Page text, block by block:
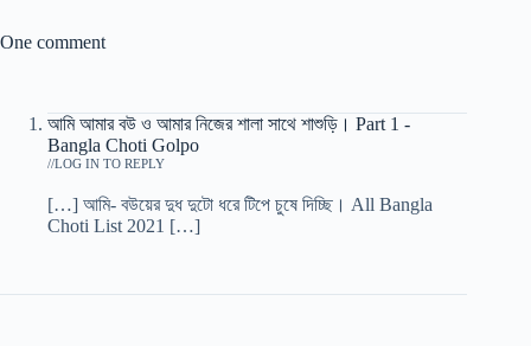
One comment
আমি আমার বউ ও আমার নিজের শালা সাথে শাশুড়ি। Part 1 -
Bangla Choti Golpo
/ LOG IN TO REPLY
[…] আমি- বউয়ের দুধ দুটো ধরে টিপে চুষে দিচ্ছি। All Bangla
Choti List 2021 […]